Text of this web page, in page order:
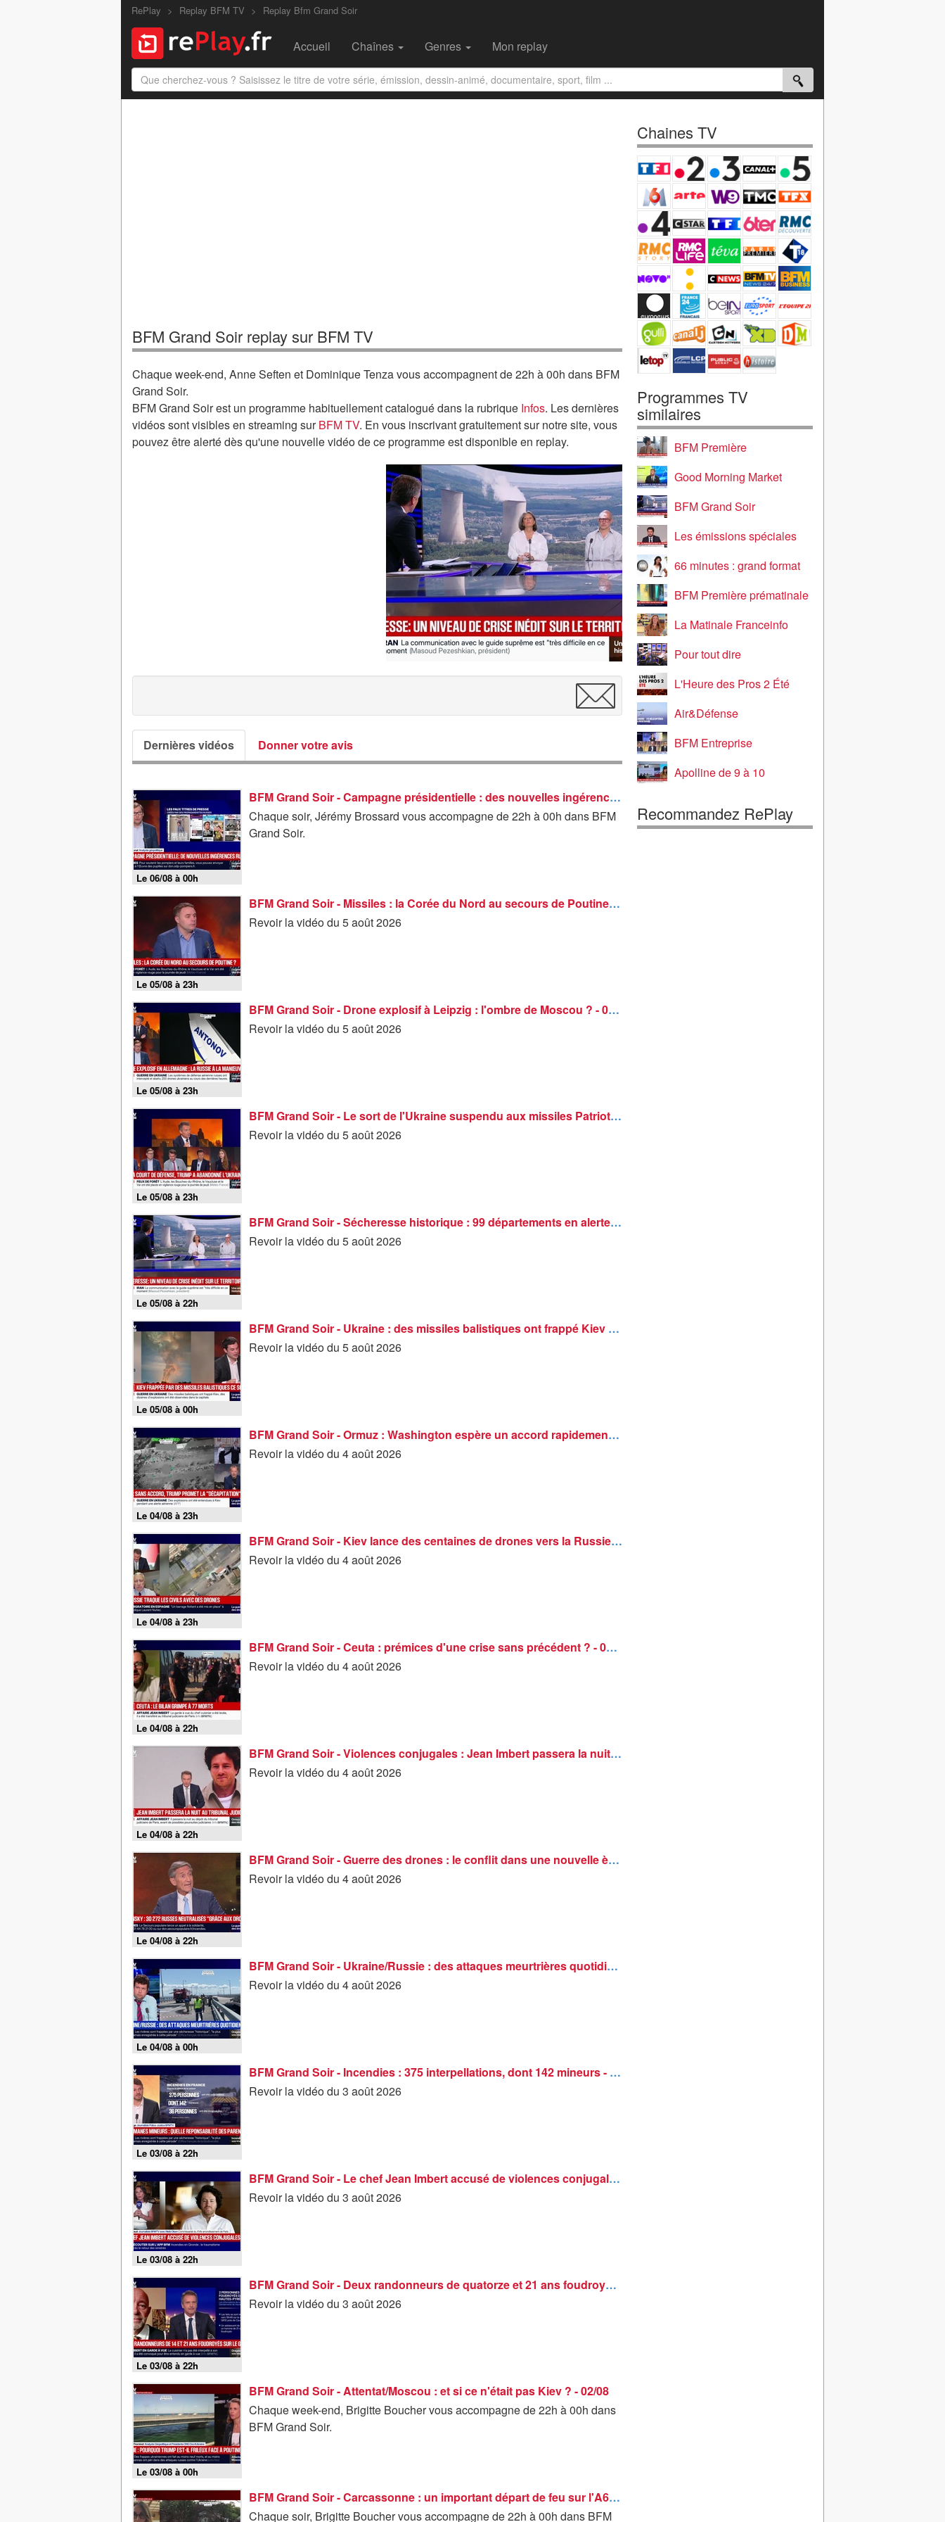
RePlay Replay BFM TV Replay Bfm Grand Soir
Accueil Chaînes Genres Mon replay
BFM Grand Soir replay sur BFM TV
Chaque week-end, Anne Seften et Dominique Tenza vous accompagnent de 22h à 00h dans BFM
Grand Soir.
BFM Grand Soir est un programme habituellement catalogué dans la rubrique Infos. Les dernières
vidéos sont visibles en streaming surBFM TV. En vous inscrivant gratuitement sur notre site, vous
pouvez être alerté dès qu'une nouvelle vidéo de ce programme est disponible en replay.
Dernières vidéos Donner votre avis
Le 06/08 à 00h
BFM Grand Soir - Campagne présidentielle : des nouvelles ingérences russes - 05/08
Chaque soir, Jérémy Brossard vous accompagne de 22h à 00h dans BFM
Grand Soir.
Le 05/08 à 23h
BFM Grand Soir - Missiles : la Corée du Nord au secours de Poutine ? - 05/08
Revoir la vidéo du 5 août 2026
Le 05/08 à 23h
BFM Grand Soir - Drone explosif à Leipzig : l'ombre de Moscou ? - 05/08
Revoir la vidéo du 5 août 2026
Le 05/08 à 23h
BFM Grand Soir - Le sort de l'Ukraine suspendu aux missiles Patriot - 05/08
Revoir la vidéo du 5 août 2026
Le 05/08 à 22h
BFM Grand Soir - Sécheresse historique : 99 départements en alerte - 05/08
Revoir la vidéo du 5 août 2026
Le 05/08 à 00h
BFM Grand Soir - Ukraine : des missiles balistiques ont frappé Kiev - 04/08
Revoir la vidéo du 5 août 2026
Le 04/08 à 23h
BFM Grand Soir - Ormuz : Washington espère un accord rapidement - 04/08
Revoir la vidéo du 4 août 2026
Le 04/08 à 23h
BFM Grand Soir - Kiev lance des centaines de drones vers la Russie - 04/08
Revoir la vidéo du 4 août 2026
Le 04/08 à 22h
BFM Grand Soir - Ceuta : prémices d'une crise sans précédent ? - 04/08
Revoir la vidéo du 4 août 2026
Le 04/08 à 22h
BFM Grand Soir - Violences conjugales : Jean Imbert passera la nuit au tribunal judiciaire - 04/08
Revoir la vidéo du 4 août 2026
Le 04/08 à 22h
BFM Grand Soir - Guerre des drones : le conflit dans une nouvelle ère - 04/08
Revoir la vidéo du 4 août 2026
Le 04/08 à 00h
BFM Grand Soir - Ukraine/Russie : des attaques meurtrières quotidiennes - 03/08
Revoir la vidéo du 4 août 2026
Le 03/08 à 22h
BFM Grand Soir - Incendies : 375 interpellations, dont 142 mineurs - 03/08
Revoir la vidéo du 3 août 2026
Le 03/08 à 22h
BFM Grand Soir - Le chef Jean Imbert accusé de violences conjugales - 03/08
Revoir la vidéo du 3 août 2026
Le 03/08 à 22h
BFM Grand Soir - Deux randonneurs de quatorze et 21 ans foudroyés sur le GR10 - 03/08
Revoir la vidéo du 3 août 2026
Le 03/08 à 00h
BFM Grand Soir - Attentat/Moscou : et si ce n'était pas Kiev ? - 02/08
Chaque week-end, Brigitte Boucher vous accompagne de 22h à 00h dans
BFM Grand Soir.
BFM Grand Soir - Carcassonne : un important départ de feu sur l'A61 – 02/08
Chaque soir, Brigitte Boucher vous accompagne de 22h à 00h dans BFM
Chaines TV
Programmes TV
similaires
BFM Première
Good Morning Market
BFM Grand Soir
Les émissions spéciales
66 minutes : grand format
BFM Première prématinale
La Matinale Franceinfo
Pour tout dire
L'Heure des Pros 2 Été
Air&Défense
BFM Entreprise
Apolline de 9 à 10
Recommandez RePlay